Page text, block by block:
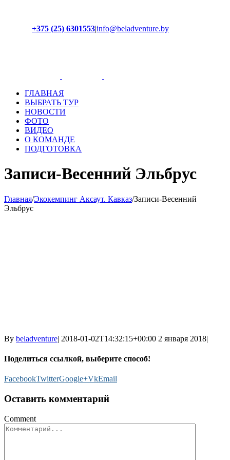
+375 (25) 6301553|info@beladventure.by
ГЛАВНАЯ
ВЫБРАТЬ ТУР
НОВОСТИ
ФОТО
ВИДЕО
О КОМАНДЕ
ПОДГОТОВКА
Записи-Весенний Эльбрус
Главная/Экокемпинг Аксаут. Кавказ/Записи-Весенний
Эльбрус
By beladventure| 2018-01-02T14:32:15+00:00 2 января 2018|
Поделиться ссылкой, выберите способ!
FacebookTwitterGoogle+VkEmail
Оставить комментарий
Comment